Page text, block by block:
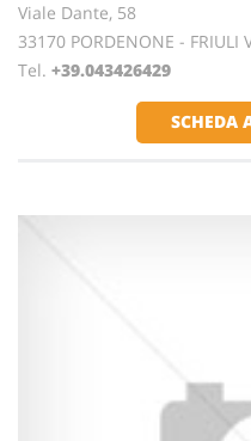
Viale Dante, 58
33170 PORDENONE - FRIULI
Tel. +39.043426429
SCHEDA